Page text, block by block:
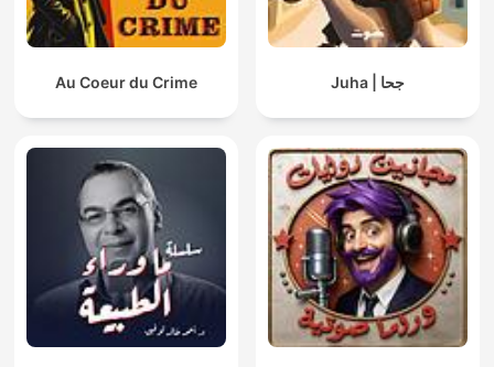
Au Coeur du Crime Juha | جحا